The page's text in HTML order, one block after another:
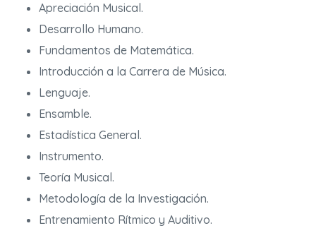
Apreciación Musical.
Desarrollo Humano.
Fundamentos de Matemática.
Introducción a la Carrera de Música.
Lenguaje.
Ensamble.
Estadística General.
Instrumento.
Teoría Musical.
Metodología de la Investigación.
Entrenamiento Rítmico y Auditivo.